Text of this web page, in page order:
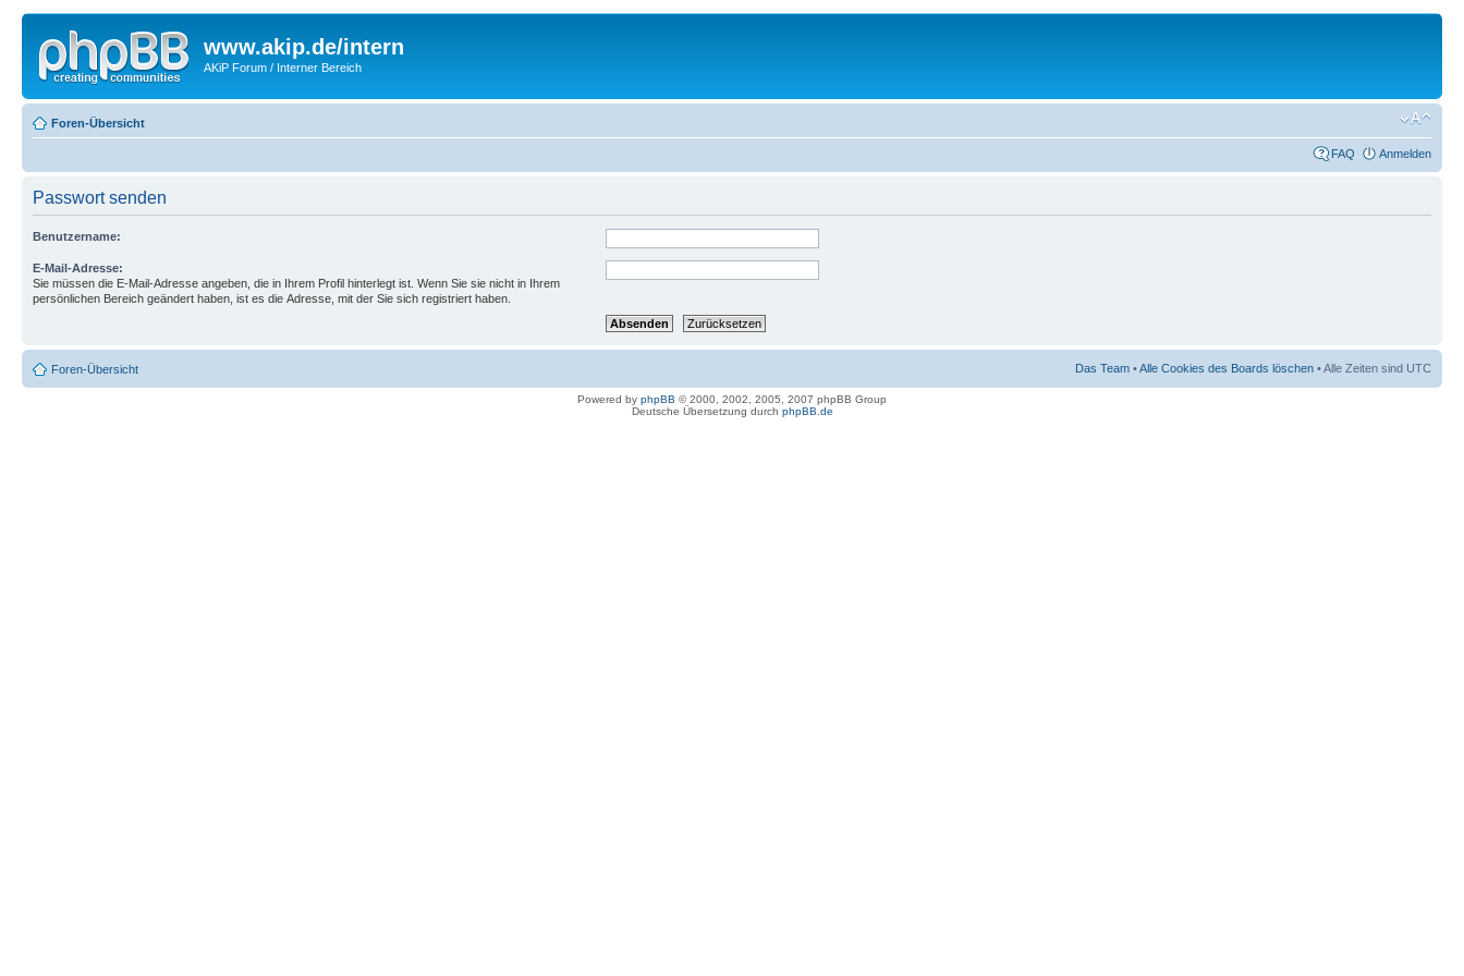
www.akip.de/intern
AKiP Forum / Interner Bereich
Foren-Übersicht
FAQ Anmelden
Passwort senden
Benutzername:
E-Mail-Adresse:
Sie müssen die E-Mail-Adresse angeben, die in Ihrem Profil hinterlegt ist. Wenn Sie sie nicht in Ihrem
persönlichen Bereich geändert haben, ist es die Adresse, mit der Sie sich registriert haben.
Foren-Übersicht Das Team •Alle Cookies des Boards löschen • Alle Zeiten sind UTC
Powered by phpBB © 2000, 2002, 2005, 2007 phpBB Group
Deutsche Übersetzung durch phpBB.de